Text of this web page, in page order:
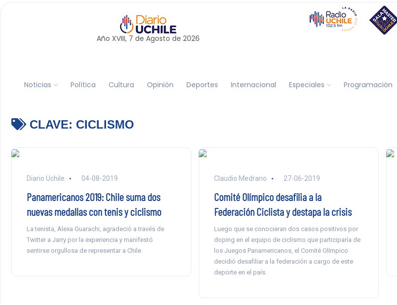
Año XVIII, 7 de Agosto de 2026
Noticias Política Cultura Opinión Deportes Internacional Especiales Programación
CLAVE: CICLISMO
Diario Uchile 04-08-2019
Panamericanos 2019: Chile suma dos
nuevas medallas con tenis y ciclismo
La tenista, Alexa Guarachi, agradeció a través de
Twitter a Jarry por la experiencia y manifestó
sentirse orgullosa de representar a Chile.
Claudio Medrano 27-06-2019
Comité Olímpico desafilia a la
Federación Ciclista y destapa la crisis
Luego que se conocieran dos casos positivos por
doping en el equipo de ciclismo que participaría de
los Juegos Panamericanos, el Comité Olímpico
decidió desafiliar a la federación a cargo de este
deporte en el país.